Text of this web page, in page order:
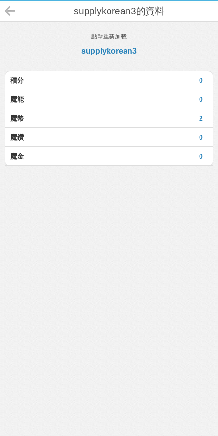
supplykorean3的資料
點擊重新加載
supplykorean3
0
積分
0
魔能
2
魔幣
0
魔鑽
0
魔金